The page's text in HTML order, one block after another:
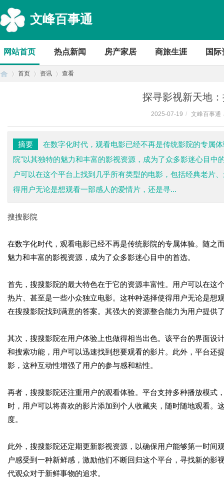
文峰百事通
网站首页 热点新闻 房产家居 商旅生涯 国际
首页 资讯 查看
探寻影视新天地
2025-07-19 / 文峰百事通
摘要
在数字化时代，观看电影已经不再是传统影院的专属
院"以其独特的魅力和丰富的影视资源，成为了众多影迷心目
户可以在这个平台上找到几乎所有类型的电影，包括经典老片
得用户无论是想观看一部感人的爱情片，还是寻...
搜搜影院
在数字化时代，观看电影已经不再是传统影院的专属体验。随之
魅力和丰富的影视资源，成为了众多影迷心目中的首选。
首先，搜搜影院的最大特色在于它的资源丰富性。用户可以在这
热片、甚至是一些小众独立电影。这种种选择使得用户无论是想
在搜搜影院找到满意的答案。其强大的资源整合能力为用户提供
其次，搜搜影院在用户体验上也做得相当出色。该平台的界面设
和搜索功能，用户可以迅速找到想要观看的影片。此外，平台还
影，这种互动性增强了用户的参与感和粘性。
再者，搜搜影院还注重用户的观看体验。平台支持多种播放模式
时，用户可以将喜欢的影片添加到个人收藏夹，随时随地观看
度。
此外，搜搜影院还定期更新影视资源，以确保用户能够第一时
户感受到一种新鲜感，激励他们不断回归这个平台，寻找新的
代观众对于新鲜事物的追求。